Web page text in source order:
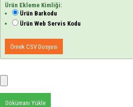
Ürün Ekleme Kimliği:
Ürün Barkodu
Ürün Web Servis Kodu
Örnek CSV Dosyası
Dökümanı Yükle